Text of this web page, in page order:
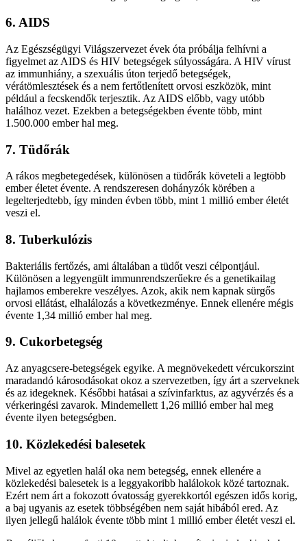
6. AIDS
Az Egészségügyi Világszervezet évek óta próbálja felhívni a
figyelmet az AIDS és HIV betegségek súlyosságára. A HIV vírust
az immunhiány, a szexuális úton terjedő betegségek,
vérátömlesztések és a nem fertőtlenített orvosi eszközök, mint
például a fecskendők terjesztik. Az AIDS előbb, vagy utóbb
halálhoz vezet. Ezekben a betegségekben évente több, mint
1.500.000 ember hal meg.
7. Tüdőrák
A rákos megbetegedések, különösen a tüdőrák követeli a legtöbb
ember életet évente. A rendszeresen dohányzók körében a
legelterjedtebb, így minden évben több, mint 1 millió ember életét
veszi el.
8. Tuberkulózis
Bakteriális fertőzés, ami általában a tüdőt veszi célpontjául.
Különösen a legyengült immunrendszerűekre és a genetikailag
hajlamos emberekre veszélyes. Azok, akik nem kapnak sürgős
orvosi ellátást, elhalálozás a következménye. Ennek ellenére mégis
évente 1,34 millió ember hal meg.
9. Cukorbetegség
Az anyagcsere-betegségek egyike. A megnövekedett vércukorszint
maradandó károsodásokat okoz a szervezetben, így árt a szerveknek
és az idegeknek. Későbbi hatásai a szívinfarktus, az agyvérzés és a
vérkeringési zavarok. Mindemellett 1,26 millió ember hal meg
évente ilyen betegségben.
10. Közlekedési balesetek
Mivel az egyetlen halál oka nem betegség, ennek ellenére a
közlekedési balesetek is a leggyakoribb halálokok közé tartoznak.
Ezért nem árt a fokozott óvatosság gyerekkortól egészen idős korig,
a baj ugyanis az esetek többségében nem saját hibából ered. Az
ilyen jellegű halálok évente több mint 1 millió ember életét veszi el.